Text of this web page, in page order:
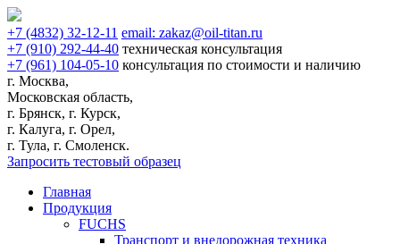
+7 (4832) 32-12-11 email: zakaz@oil-titan.ru
+7 (910) 292-44-40 техническая консультация
+7 (961) 104-05-10 консультация по стоимости и наличию
г. Москва,
Московская область,
г. Брянск, г. Курск,
г. Калуга, г. Орел,
г. Тула, г. Смоленск.
Запросить тестовый образец
Главная
Продукция
FUCHS
Транспорт и внедорожная техника